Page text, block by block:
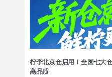
柠季北京仓启用！全国七大
高品质